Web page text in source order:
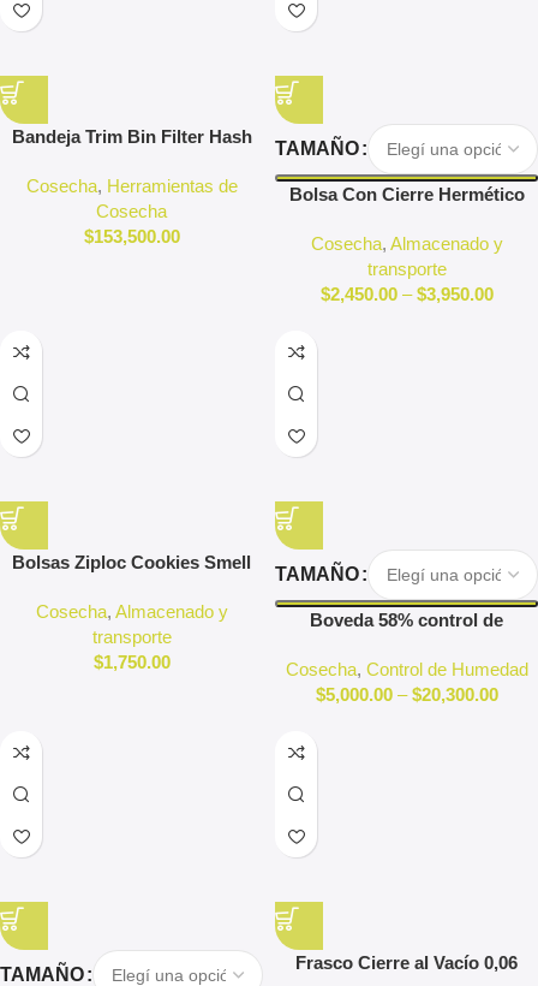
Bandeja Trim Bin Filter Hash
Usa
Cosecha, Herramientas de
Cosecha
$153,500.00
TAMAÑO
Bolsa Con Cierre Hermético
Cosecha, Almacenado y
transporte
$2,450.00 – $3,950.00
Bolsas Ziploc Cookies Smell
Cosecha, Almacenado y
transporte
$1,750.00
TAMAÑO
Boveda 58% control de
Cosecha, Control de Humedad
$5,000.00 – $20,300.00
TAMAÑO
Frasco Cierre al Vacío 0,06